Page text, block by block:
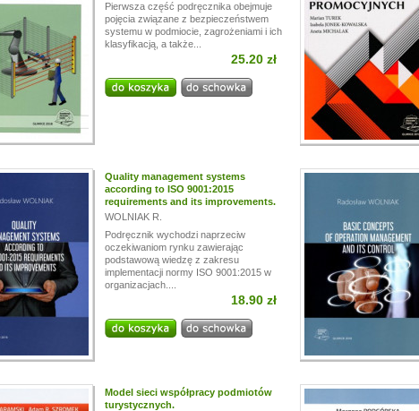
przerwę wakacyjną, w dniach od13.07. 24.07,
być realizowane z opóźnieniem.
wyrozumiałość.
Pierwsza część podręcznika obejmuje
pojęcia związane z bezpieczeństwem
systemu w podmiocie, zagrożeniami i ich
klasyfikacją, a także...
25.20 zł
Quality management systems
according to ISO 9001:2015
requirements and its improvements.
WOLNIAK R.
Podręcznik wychodzi naprzeciw
oczekiwaniom rynku zawierając
podstawową wiedzę z zakresu
implementacji normy ISO 9001:2015 w
organizacjach....
18.90 zł
Model sieci współpracy podmiotów
turystycznych.